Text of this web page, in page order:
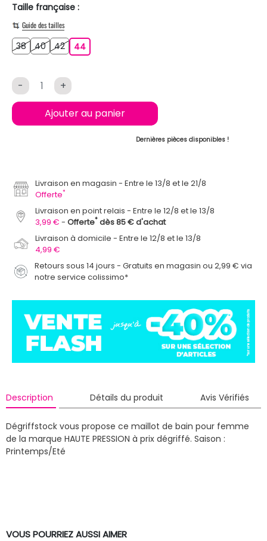
Taille française :
Guide des tailles
3838404042424444
- +
Ajouter au panier
Dernières pièces disponibles !
Livraison en magasin
Entre le 13/8 et le 21/8
Offerte*
Livraison en point relais
Entre le 12/8 et le 13/8
3,99 €
Offerte* dès 85 € d'achat
Livraison à domicile
Entre le 12/8 et le 13/8
4,99 €
Retours sous 14 jours - Gratuits en magasin ou 2,99 € via
notre service colissimo*
Description Détails du produit Avis Vérifiés
Dégriffstock vous propose ce maillot de bain pour femme
de la marque HAUTE PRESSION à prix dégriffé. Saison :
Printemps/Eté
VOUS POURRIEZ AUSSI AIMER